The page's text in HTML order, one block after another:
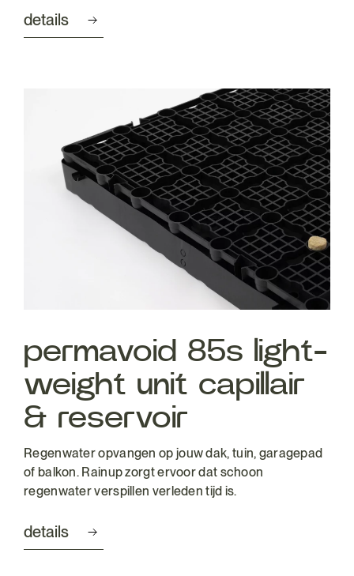
details
permavoid 85s light-
weight unit capillair
& reservoir
Regenwater opvangen op jouw dak, tuin, garagepad
of balkon. Rainup zorgt ervoor dat schoon
regenwater verspillen verleden tijd is.
details